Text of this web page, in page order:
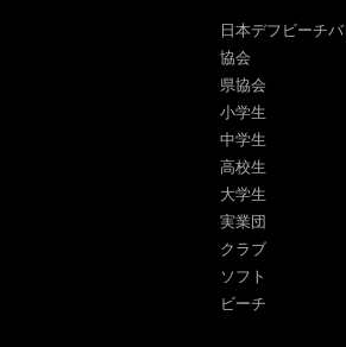
日本デフビーチ
協会
県協会
小学生
中学生
高校生
大学生
実業団
クラブ
ソフト
ビーチ